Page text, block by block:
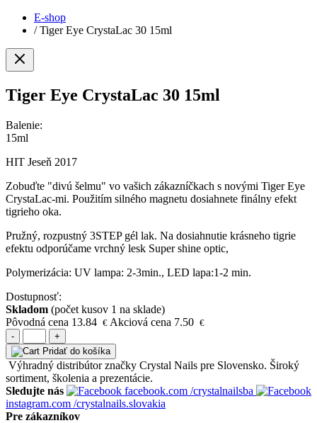
E-shop
/ Tiger Eye CrystaLac 30 15ml
Tiger Eye CrystaLac 30 15ml
Balenie:
15ml
HIT Jeseň 2017
Zobuďte "divú šelmu" vo vašich zákazníčkach s novými Tiger Eye
CrystaLac-mi. Použitím silného magnetu dosiahnete finálny efekt
tigrieho oka.
Pružný, rozpustný 3STEP gél lak. Na dosiahnutie krásneho tigrie
efektu odporúčame vrchný lesk Super shine optic,
Polymerizácia: UV lampa: 2-3min., LED lapa:1-2 min.
Dostupnosť:
Skladom (počet kusov 1 na sklade)
Pôvodná cena 13.84 € Akciová cena 7.50 €
-
+
Pridať do košíka
Výhradný distribútor značky Crystal Nails pre Slovensko. Široký
sortiment, školenia a prezentácie.
Sledujte nás
facebook.com /crystalnailsba
instagram.com /crystalnails.slovakia
Pre zákazníkov